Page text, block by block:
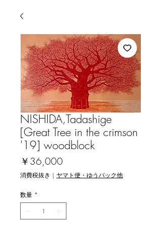
NISHIDA,Tadashige
[Great Tree in the crimson
'19] woodblock
￥36,000
格
消費税抜き | ヤマト便・ゆうパック他
数量 *